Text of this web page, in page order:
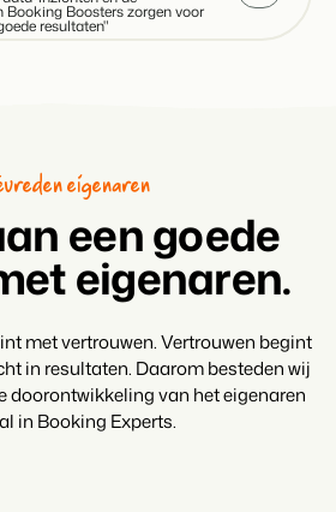
van Booking Experts voor Vakantieparken.
van Booking Experts voor Concerns &
Booking Boosters zorgen voor
resultaten"
eigenaren
een goede
eigenaren.
met vertrouwen. Vertrouwen begint
in resultaten. Daarom besteden wij
doorontwikkeling van het eigenaren
in Booking Experts.